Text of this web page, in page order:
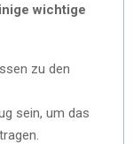
wichtige
zu den
sein, um das